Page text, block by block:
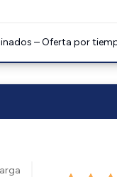
– Oferta por